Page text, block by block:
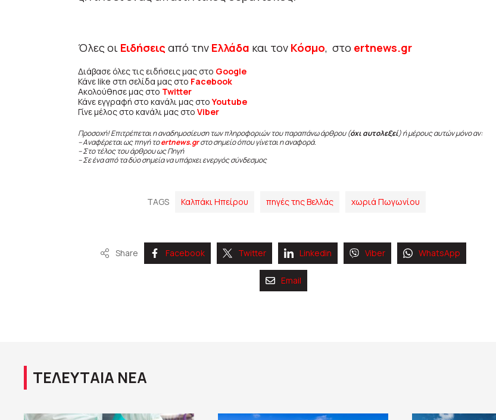
Όλες οι Ειδήσεις από την Ελλάδα και τον Κόσμο, στο ertnews.gr
Διάβασε όλες τις ειδήσεις μας στο Google
Κάνε like στη σελίδα μας στο Facebook
Ακολούθησε μας στο Twitter
Κάνε εγγραφή στο κανάλι μας στοYoutube
Γίνε μέλος στο κανάλι μας στο Viber
Προσοχή! Επιτρέπεται η αναδημοσίευση των πληροφοριών του παραπάνω άρθρου (όχι αυτολεξεί) ή μέρους αυτών μόνο αν:
– Αναφέρεται ως πηγή τοertnews.gr στο σημείο όπου γίνεται η αναφορά.
– Στο τέλος του άρθρου ως Πηγή
– Σε ένα από τα δύο σημεία να υπάρχει ενεργός σύνδεσμος
TAGS Καλπάκι Ηπείρου πηγές της Βελλάς χωριά Πωγωνίου
Share Facebook Twitter Linkedin Viber WhatsApp
Email
ΤΕΛΕΥΤΑΙΑ ΝΕΑ